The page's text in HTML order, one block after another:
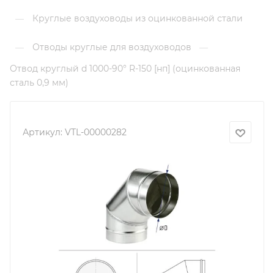
— Круглые воздуховоды из оцинкованной стали
— Отводы круглые для воздуховодов
—
Отвод круглый d 1000-90° R-150 [нп] (оцинкованная
сталь 0,9 мм)
Артикул: VTL-00000282